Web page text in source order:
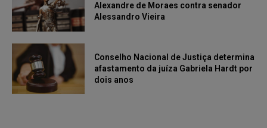
Alexandre de Moraes contra senador
Alessandro Vieira
Conselho Nacional de Justiça determina
afastamento da juíza Gabriela Hardt por
dois anos